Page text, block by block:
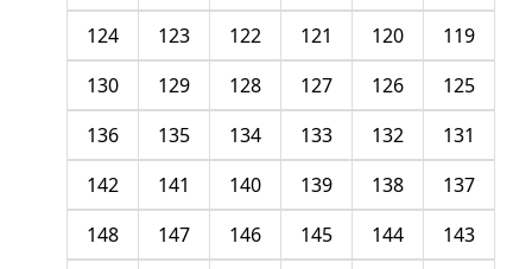
119
120
121
122
123
124
125
126
127
128
129
130
131
132
133
134
135
136
137
138
139
140
141
142
143
144
145
146
147
148